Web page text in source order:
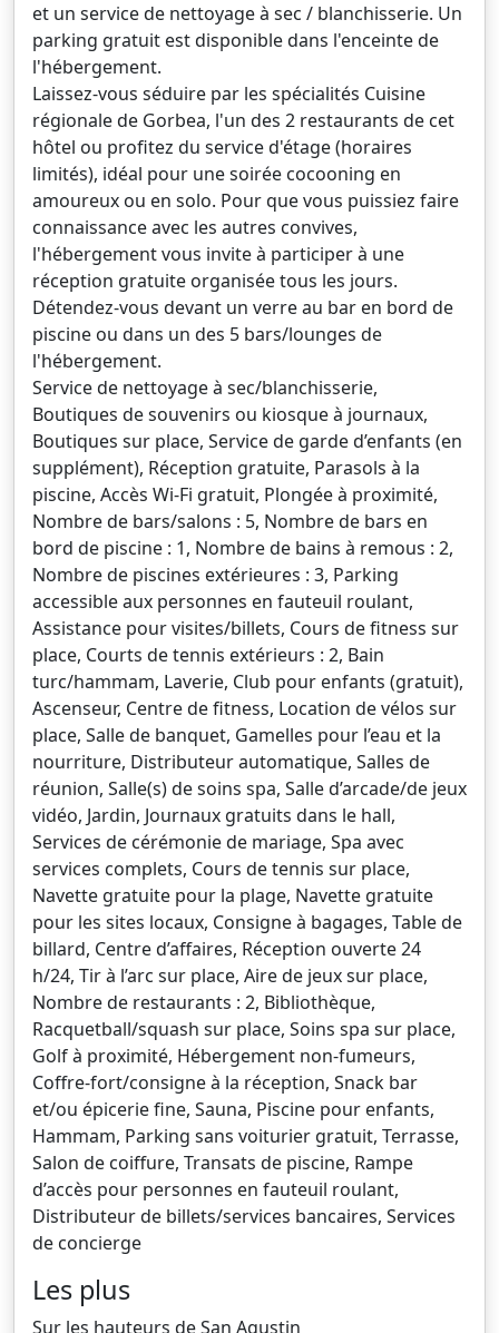
et un service de nettoyage à sec / blanchisserie. Un
parking gratuit est disponible dans l'enceinte de
l'hébergement.
Laissez-vous séduire par les spécialités Cuisine
régionale de Gorbea, l'un des 2 restaurants de cet
hôtel ou profitez du service d'étage (horaires
limités), idéal pour une soirée cocooning en
amoureux ou en solo. Pour que vous puissiez faire
connaissance avec les autres convives,
l'hébergement vous invite à participer à une
réception gratuite organisée tous les jours.
Détendez-vous devant un verre au bar en bord de
piscine ou dans un des 5 bars/lounges de
l'hébergement.
Service de nettoyage à sec/blanchisserie,
Boutiques de souvenirs ou kiosque à journaux,
Boutiques sur place, Service de garde d’enfants (en
supplément), Réception gratuite, Parasols à la
piscine, Accès Wi-Fi gratuit, Plongée à proximité,
Nombre de bars/salons : 5, Nombre de bars en
bord de piscine : 1, Nombre de bains à remous : 2,
Nombre de piscines extérieures : 3, Parking
accessible aux personnes en fauteuil roulant,
Assistance pour visites/billets, Cours de fitness sur
place, Courts de tennis extérieurs : 2, Bain
turc/hammam, Laverie, Club pour enfants (gratuit),
Ascenseur, Centre de fitness, Location de vélos sur
place, Salle de banquet, Gamelles pour l’eau et la
nourriture, Distributeur automatique, Salles de
réunion, Salle(s) de soins spa, Salle d’arcade/de jeux
vidéo, Jardin, Journaux gratuits dans le hall,
Services de cérémonie de mariage, Spa avec
services complets, Cours de tennis sur place,
Navette gratuite pour la plage, Navette gratuite
pour les sites locaux, Consigne à bagages, Table de
billard, Centre d’affaires, Réception ouverte 24
h/24, Tir à l’arc sur place, Aire de jeux sur place,
Nombre de restaurants : 2, Bibliothèque,
Racquetball/squash sur place, Soins spa sur place,
Golf à proximité, Hébergement non-fumeurs,
Coffre-fort/consigne à la réception, Snack bar
et/ou épicerie fine, Sauna, Piscine pour enfants,
Hammam, Parking sans voiturier gratuit, Terrasse,
Salon de coiffure, Transats de piscine, Rampe
d’accès pour personnes en fauteuil roulant,
Distributeur de billets/services bancaires, Services
de concierge
Les plus
Sur les hauteurs de San Agustin